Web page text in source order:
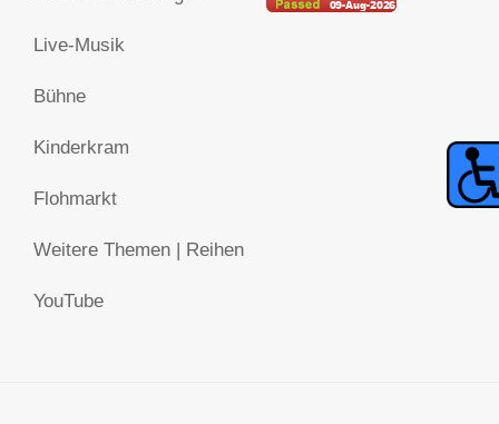
Live-Musik
Bühne
Kinderkram
Flohmarkt
Weitere Themen | Reihen
YouTube